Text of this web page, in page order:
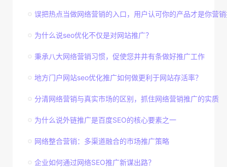
误把热点当做网络营销的入口，用户认可你的产品才是你营
为什么说seo优化不仅是对网站推广？
秉承八大网络营销习惯，促使您井井有条做好推广工作
地方门户网站seo优化推广如何做更利于网站存活率？
分清网络营销与真实市场的区别，抓住网络营销推广的实质
为什么说外链推广是百度SEO的核心要素之一
网络整合营销：多渠道融合的市场推广策略
企业如何通过网络SEO推广新谋出路？